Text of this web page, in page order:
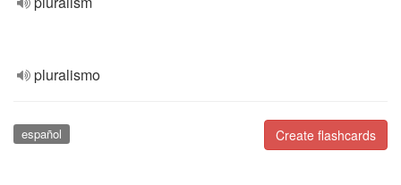
pluralismo
Create flashcards
español